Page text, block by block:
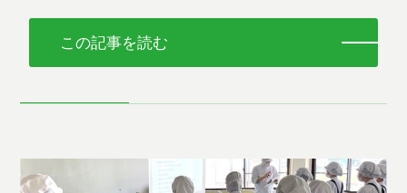
この記事を読む